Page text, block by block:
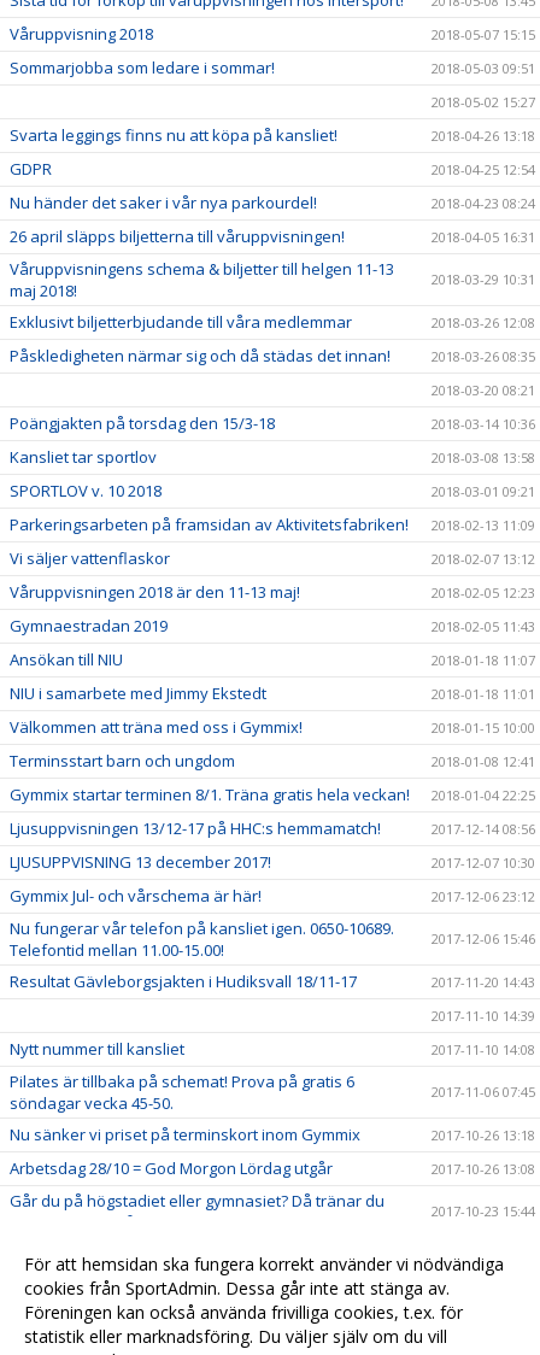
Våruppvisning 2018 2018-05-07 15:15
Sommarjobba som ledare i sommar!
2018-05-03 09:51
2018-05-02 15:27
Svarta leggings finns nu att köpa på kansliet! 2018-04-26 13:18
GDPR 2018-04-25 12:54
Nu händer det saker i vår nya parkourdel! 2018-04-23 08:24
26 april släpps biljetterna till våruppvisningen! 2018-04-05 16:31
Våruppvisningens schema & biljetter till helgen 11-13
maj 2018!
2018-03-29 10:31
Exklusivt biljetterbjudande till våra medlemmar 2018-03-26 12:08
Påskledigheten närmar sig och då städas det innan!
2018-03-26 08:35
2018-03-20 08:21
Poängjakten på torsdag den 15/3-18 2018-03-14 10:36
Kansliet tar sportlov 2018-03-08 13:58
SPORTLOV v. 10 2018 2018-03-01 09:21
Parkeringsarbeten på framsidan av Aktivitetsfabriken! 2018-02-13 11:09
Vi säljer vattenflaskor 2018-02-07 13:12
Våruppvisningen 2018 är den 11-13 maj! 2018-02-05 12:23
Gymnaestradan 2019 2018-02-05 11:43
Ansökan till NIU 2018-01-18 11:07
NIU i samarbete med Jimmy Ekstedt 2018-01-18 11:01
Välkommen att träna med oss i Gymmix! 2018-01-15 10:00
Terminsstart barn och ungdom 2018-01-08 12:41
Gymmix startar terminen 8/1. Träna gratis hela veckan! 2018-01-04 22:25
Ljusuppvisningen 13/12-17 på HHC:s hemmamatch! 2017-12-14 08:56
LJUSUPPVISNING 13 december 2017! 2017-12-07 10:30
Gymmix Jul- och vårschema är här! 2017-12-06 23:12
Nu fungerar vår telefon på kansliet igen. 0650-10689.
Telefontid mellan 11.00-15.00!
2017-12-06 15:46
Resultat Gävleborgsjakten i Hudiksvall 18/11-17
2017-11-20 14:43
2017-11-10 14:39
Nytt nummer till kansliet 2017-11-10 14:08
Pilates är tillbaka på schemat! Prova på gratis 6
söndagar vecka 45-50.
2017-11-06 07:45
Nu sänker vi priset på terminskort inom Gymmix 2017-10-26 13:18
Arbetsdag 28/10 = God Morgon Lördag utgår 2017-10-26 13:08
Går du på högstadiet eller gymnasiet? Då tränar du
gratis hos oss på höstlovet. Välkommen!
2017-10-23 15:44
Familjevecka måndag-torsdag vecka 43 2017-10-12 14:15
Välkommen till Hudikgympans nya hemsida 2017-09-06 15:01
Schema Gymmix 2017-09-06 14:52
För att hemsidan ska fungera korrekt använder vi nödvändiga
cookies från SportAdmin. Dessa går inte att stänga av.
Föreningen kan också använda frivilliga cookies, t.ex. för
statistik eller marknadsföring. Du väljer själv om du vill